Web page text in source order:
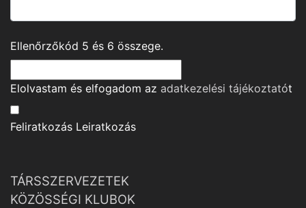
Ellenőrzőkód 5 és 6 összege.
Elolvastam és elfogadom az adatkezelési tájékoztatót
Feliratkozás Leiratkozás
TÁRSSZERVEZETEK
KÖZÖSSÉGI KLUBOK